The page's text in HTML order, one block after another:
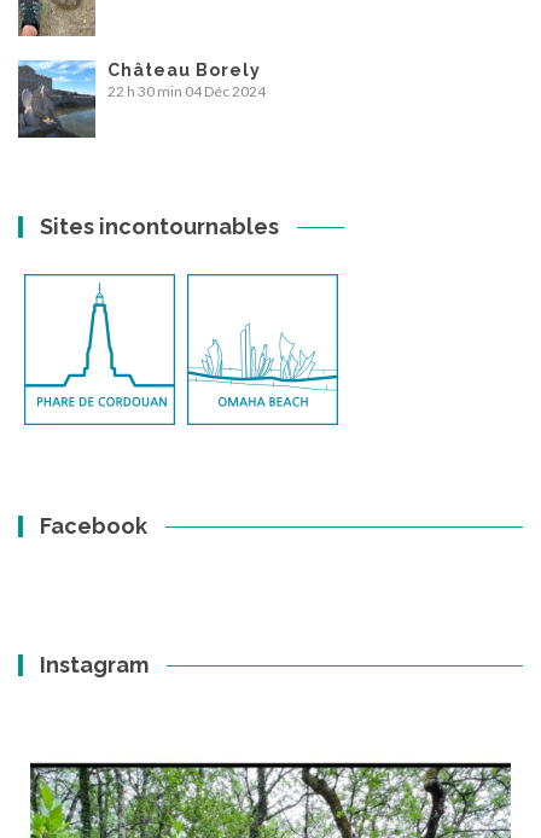
Château Borely
22 h 30 min 04 Déc 2024
Sites incontournables
Facebook
Instagram